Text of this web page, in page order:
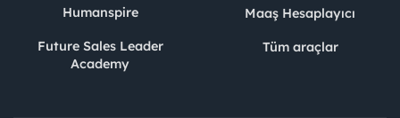
Humanspire
Future Sales Leader
Academy
Maaş Hesaplayıcı
Tüm araçlar